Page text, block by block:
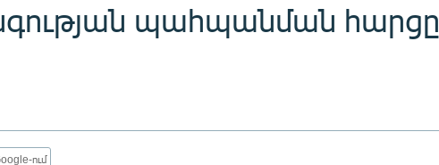
պահպանման հարցը
ում